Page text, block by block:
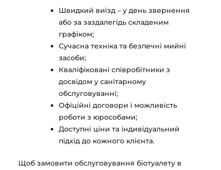
Швидкий виїзд – у день звернення
або за заздалегідь складеним
графіком;
Сучасна техніка та безпечні мийні
засоби;
Кваліфіковані співробітники з
досвідом у санітарному
обслуговуванні;
Офіційні договори і можливість
роботи з юрособами;
Доступні ціни та індивідуальний
підхід до кожного клієнта.
Щоб замовити обслуговування біотуалету в